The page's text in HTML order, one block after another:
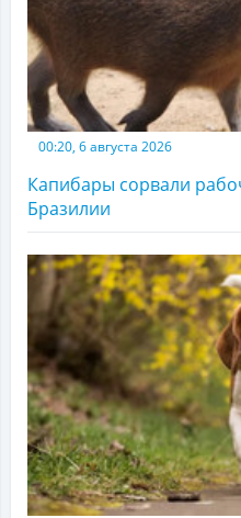
00:20, 6 августа 2026
Капибары сорвали
Бразилии